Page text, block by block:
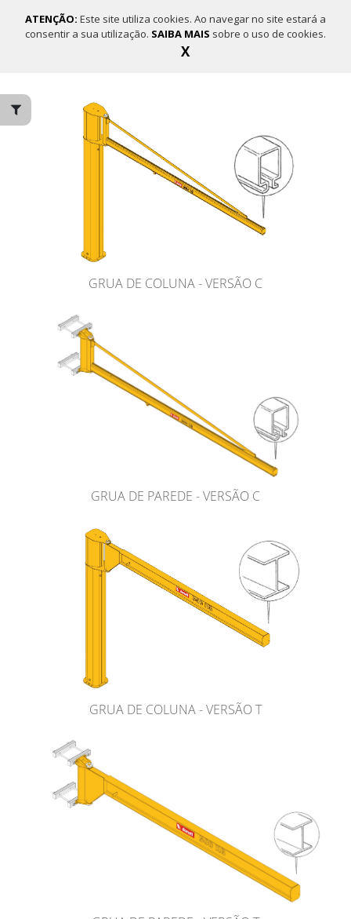
ATENÇÃO: Este site utiliza cookies. Ao navegar no site estará a
consentir a sua utilização. SAIBA MAIS sobre o uso de cookies.
X
GRUA DE COLUNA - VERSÃO C
GRUA DE PAREDE - VERSÃO C
GRUA DE COLUNA - VERSÃO T